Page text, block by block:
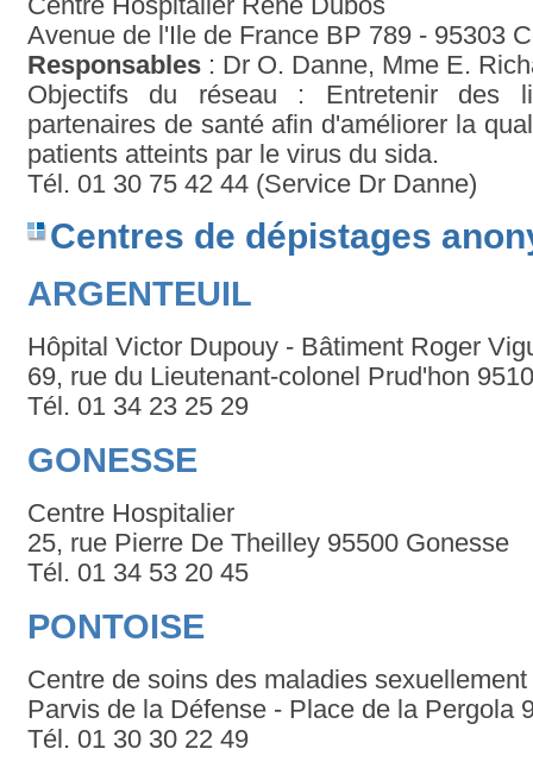
Centre Hospitalier René Dubos
Avenue de l'Ile de France BP 789 - 95303
Responsables : Dr O. Danne, Mme E.
Objectifs du réseau : Entretenir des
partenaires de santé afin d'améliorer la
patients atteints par le virus du sida.
Tél. 01 30 75 42 44 (Service Dr Danne)
Centres de dépistages
ARGENTEUIL
Hôpital Victor Dupouy - Bâtiment Roger
69, rue du Lieutenant-colonel Prud'hon
Tél. 01 34 23 25 29
GONESSE
Centre Hospitalier
25, rue Pierre De Theilley 95500 Gonesse
Tél. 01 34 53 20 45
PONTOISE
Centre de soins des maladies
Parvis de la Défense - Place de la Pergola
Tél. 01 30 30 22 49